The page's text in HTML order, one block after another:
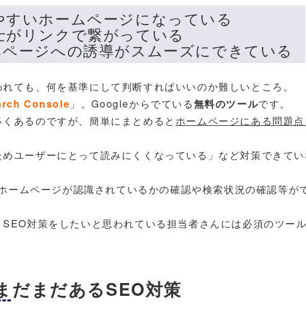
いホームページになっている
リンクで繋がっている
ージへの誘導がスムーズにできている
ても、何を基準にして判断すればいいのか難しいところ。
Console 」。Googleからでている無料のツールです。
あるのですが、簡単にまとめると ホームページにある問題
ユーザーにとって読みにくくなっている」など対策できて
ームページが認識されているかの確認や検索状況の確認等が
対策をしたいと思われている担当者さんには必須のツー
だまだあるSEO対策